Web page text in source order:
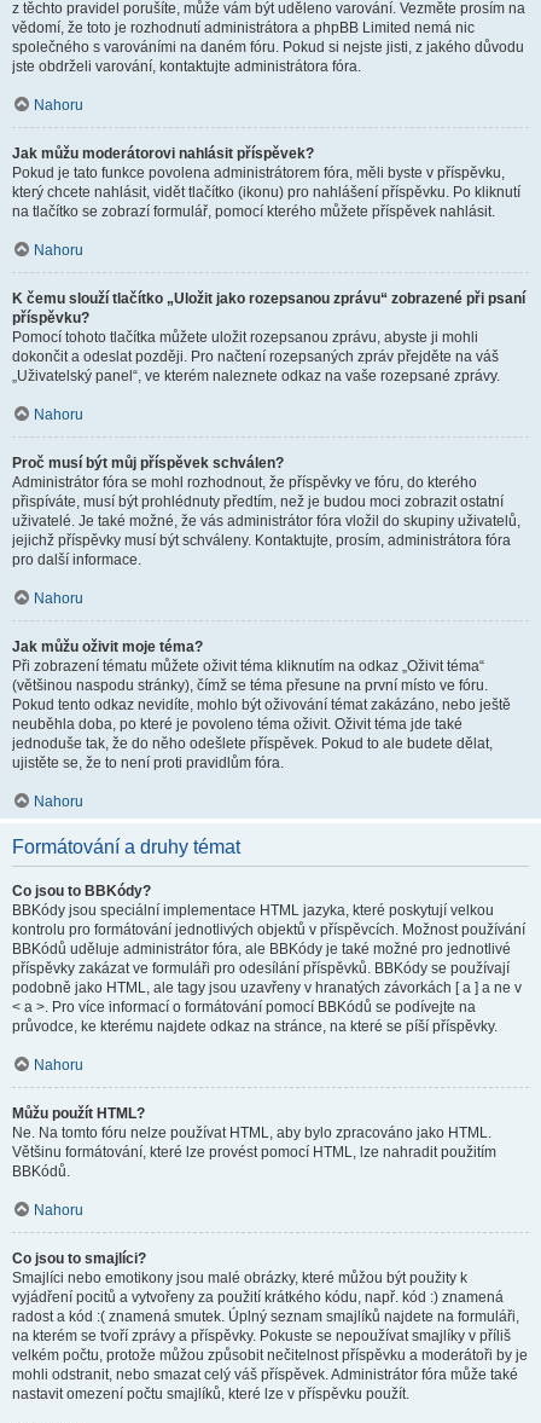
z těchto pravidel porušíte, může vám být uděleno varování. Vezměte prosím na
vědomí, že toto je rozhodnutí administrátora a phpBB Limited nemá nic
společného s varováními na daném fóru. Pokud si nejste jisti, z jakého důvodu
jste obdrželi varování, kontaktujte administrátora fóra.
Nahoru
Jak můžu moderátorovi nahlásit příspěvek?
Pokud je tato funkce povolena administrátorem fóra, měli byste v příspěvku,
který chcete nahlásit, vidět tlačítko (ikonu) pro nahlášení příspěvku. Po kliknutí
na tlačítko se zobrazí formulář, pomocí kterého můžete příspěvek nahlásit.
Nahoru
K čemu slouží tlačítko „Uložit jako rozepsanou zprávu“ zobrazené při psaní
příspěvku?
Pomocí tohoto tlačítka můžete uložit rozepsanou zprávu, abyste ji mohli
dokončit a odeslat později. Pro načtení rozepsaných zpráv přejděte na váš
„Uživatelský panel“, ve kterém naleznete odkaz na vaše rozepsané zprávy.
Nahoru
Proč musí být můj příspěvek schválen?
Administrátor fóra se mohl rozhodnout, že příspěvky ve fóru, do kterého
přispíváte, musí být prohlédnuty předtím, než je budou moci zobrazit ostatní
uživatelé. Je také možné, že vás administrátor fóra vložil do skupiny uživatelů,
jejichž příspěvky musí být schváleny. Kontaktujte, prosím, administrátora fóra
pro další informace.
Nahoru
Jak můžu oživit moje téma?
Při zobrazení tématu můžete oživit téma kliknutím na odkaz „Oživit téma“
(většinou naspodu stránky), čímž se téma přesune na první místo ve fóru.
Pokud tento odkaz nevidíte, mohlo být oživování témat zakázáno, nebo ještě
neuběhla doba, po které je povoleno téma oživit. Oživit téma jde také
jednoduše tak, že do něho odešlete příspěvek. Pokud to ale budete dělat,
ujistěte se, že to není proti pravidlům fóra.
Nahoru
Formátování a druhy témat
Co jsou to BBKódy?
BBKódy jsou speciální implementace HTML jazyka, které poskytují velkou
kontrolu pro formátování jednotlivých objektů v příspěvcích. Možnost používání
BBKódů uděluje administrátor fóra, ale BBKódy je také možné pro jednotlivé
příspěvky zakázat ve formuláři pro odesílání příspěvků. BBKódy se používají
podobně jako HTML, ale tagy jsou uzavřeny v hranatých závorkách [ a ] a ne v
< a >. Pro více informací o formátování pomocí BBKódů se podívejte na
průvodce, ke kterému najdete odkaz na stránce, na které se píší příspěvky.
Nahoru
Můžu použít HTML?
Ne. Na tomto fóru nelze používat HTML, aby bylo zpracováno jako HTML.
Většinu formátování, které lze provést pomocí HTML, lze nahradit použitím
BBKódů.
Nahoru
Co jsou to smajlíci?
Smajlíci nebo emotikony jsou malé obrázky, které můžou být použity k
vyjádření pocitů a vytvořeny za použití krátkého kódu, např. kód :) znamená
radost a kód :( znamená smutek. Úplný seznam smajlíků najdete na formuláři,
na kterém se tvoří zprávy a příspěvky. Pokuste se nepoužívat smajlíky v příliš
velkém počtu, protože můžou způsobit nečitelnost příspěvku a moderátoři by je
mohli odstranit, nebo smazat celý váš příspěvek. Administrátor fóra může také
nastavit omezení počtu smajlíků, které lze v příspěvku použít.